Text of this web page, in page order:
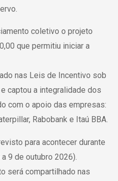
coletivo o projeto
que permitiu iniciar a
nas Leis de Incentivo sob
captou a integralidade dos
com o apoio das empresas:
Rabobank e Itaú BBA.
para acontecer durante
9 de outubro 2026).
será compartilhado nas